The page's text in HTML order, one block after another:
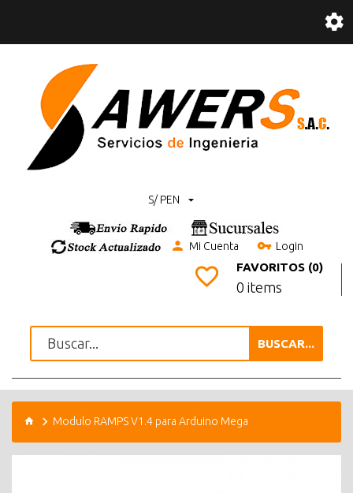
S/ PEN
Mi Cuenta Login
FAVORITOS (0)
0 items
BUSCAR...
Modulo RAMPS V1.4 para Arduino Mega